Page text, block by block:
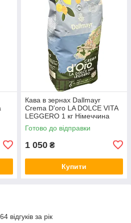
Кава в зернах Dallmayr
Crema D'oro LA DOLCE VITA
LEGGERO 1 кг Німеччина
Готово до відправки
1 050 ₴
Купити
відгуків за рік